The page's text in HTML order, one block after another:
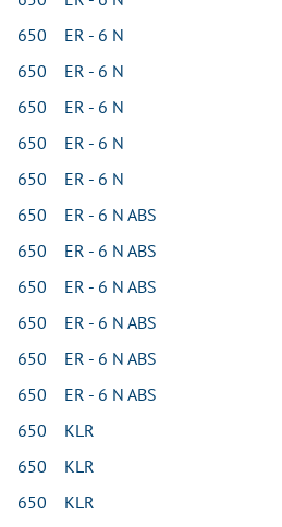
650 ER - 6 N
650 ER - 6 N
650 ER - 6 N
650 ER - 6 N
650 ER - 6 N
650 ER - 6 N ABS
650 ER - 6 N ABS
650 ER - 6 N ABS
650 ER - 6 N ABS
650 ER - 6 N ABS
650 ER - 6 N ABS
650 KLR
650 KLR
650 KLR